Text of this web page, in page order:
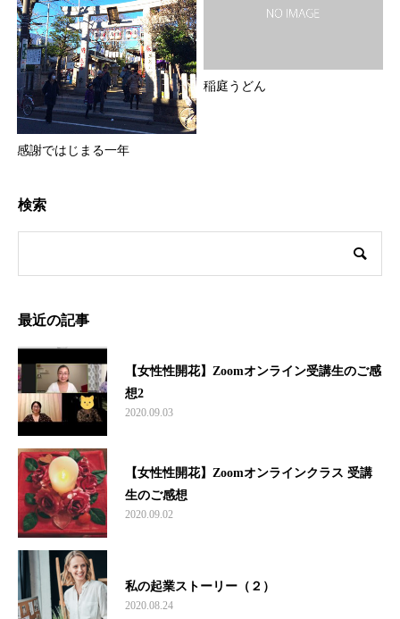
感謝ではじまる一年
稲庭うどん
検索
最近の記事
【女性性開花】Zoomオンライン受講生のご感
想2
2020.09.03
【女性性開花】Zoomオンラインクラス 受講
生のご感想
2020.09.02
私の起業ストーリー（２）
2020.08.24